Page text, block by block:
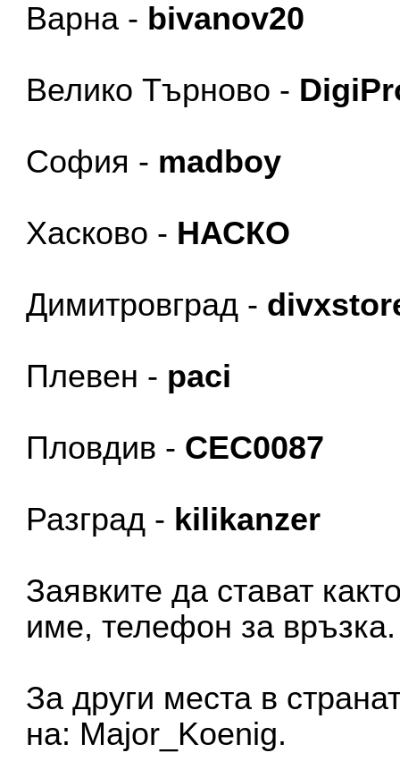
Варна - bivanov20
Велико Търново -
София - madboy
Хасково - НАСКО
Димитровград -
Плевен - paci
Пловдив - CEC0087
Разград - kilikanzer
Заявките да стават
име, телефон за връзка.
За други места в
на: Major_Koenig.